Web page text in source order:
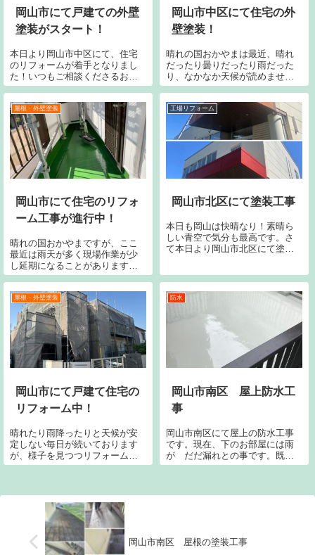
岡山市にて戸建ての外壁
塗装がスタート！
本日より岡山市中区にて、住宅
のリフォームが着手となりまし
た！いつもご相談くださるお客
様で、この度は外壁塗装とベラ
した。建物を所有していると、
メンテナンスは欠かせません。
しかし現実は何か劣化や破損や
漏れが発生してか...
岡山市中区にて住宅の外
壁塗装！
晴れの国おかやまは最近、晴れ
だったり曇りだったり雨だった
り、なかなか天候が読めません
が現場は順調に進んでいます！
壁を塗装していきます。養生足
場も組み上がり、高圧洗浄で長
年かけて付着したあらゆる粉塵
やコケを除去して...
屋根・外壁塗装
岡山市にて住宅のリフォ
ーム工事が進行中！
晴れの国おかやまですが、ここ
最近は雨天が多く現場作業が少
し延期になることがあります
が、皆さまご了承くださいま
住宅のリフォーム工事が続いて
います。外壁塗装も終盤に差し
かかりました。仕上げ段階では
建物の隅々まで手直し...
工場リフォーム
岡山市北区にて塗装工事
本日も岡山は快晴なり！素晴ら
しい青空で気分も最高です。さ
て本日より岡山市北区にて塗装
を除去し新たに塗装していきま
す。えっ！！？赤にするの？？
と思われた方、ご安心くださ
い。錆止め下塗りで...
屋根・外壁塗装
岡山市にて戸建て住宅の
リフォーム中！
晴れたり雨降ったりと天候が安
定しない毎日が続いております
が、様子を見つつリフォームは
続いています！岡山市中区で住
ケレン、下塗り処理から中塗り
が進行しています。そしてベラ
ンダの防水や外塀...
防水
岡山市南区 屋上防水工
事
岡山市南区にて屋上の防水工事
です。現在、下のお部屋には雨
が だだ漏れとの事です。既存
の屋上の上にはプランターの様
岡山市南区 屋根の塗装工事